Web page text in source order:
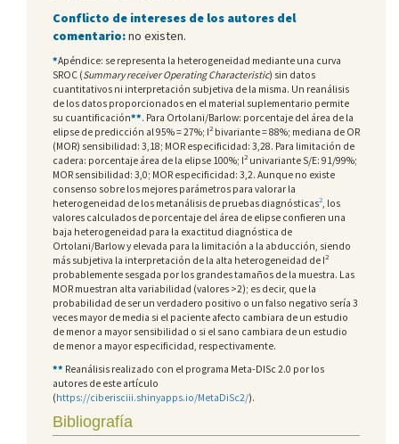
Conflicto de intereses de los autores del
comentario:no existen.
*Apéndice: se representa la heterogeneidad mediante una curva
SROC (Summary receiver Operating Characteristic) sin datos
cuantitativos ni interpretación subjetiva de la misma. Un reanálisis
de los datos proporcionados en el material suplementario permite
su cuantificación**. Para Ortolani/Barlow: porcentaje del área de la
elipse de predicción al 95% = 27%; I2 bivariante = 88%; mediana de OR
(MOR) sensibilidad: 3,18; MOR especificidad: 3,28. Para limitación de
cadera: porcentaje área de la elipse 100%; I2 univariante S/E: 91/99%;
MOR sensibilidad: 3,0; MOR especificidad: 3,2. Aunque no existe
consenso sobre los mejores parámetros para valorar la
heterogeneidad de los metanálisis de pruebas diagnósticas2 , los
valores calculados de porcentaje del área de elipse confieren una
baja heterogeneidad para la exactitud diagnóstica de
Ortolani/Barlow y elevada para la limitación a la abducción, siendo
más subjetiva la interpretación de la alta heterogeneidad de I2
probablemente sesgada por los grandes tamaños de la muestra. Las
MOR muestran alta variabilidad (valores >2); es decir, que la
probabilidad de ser un verdadero positivo o un falso negativo sería 3
veces mayor de media si el paciente afecto cambiara de un estudio
de menor a mayor sensibilidad o si el sano cambiara de un estudio
de menor a mayor especificidad, respectivamente.
** Reanálisis realizado con el programa Meta-DISc 2.0 por los
autores de este artículo
(https://ciberisciii.shinyapps.io/MetaDiSc2/).
Bibliografía